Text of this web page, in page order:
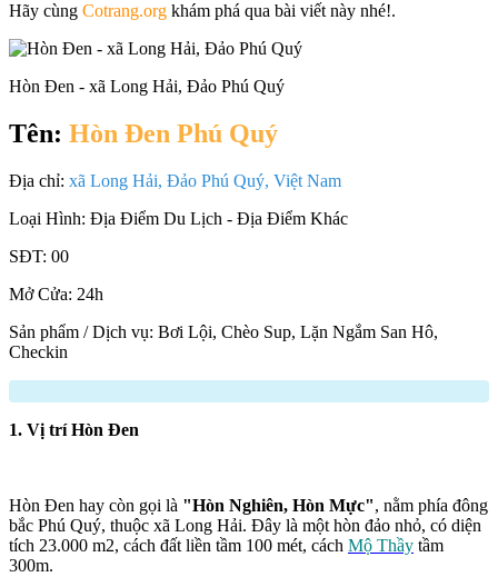
Hãy cùng Cotrang.org khám phá qua bài viết này nhé!.
Hòn Đen - xã Long Hải, Đảo Phú Quý
Tên: Hòn Đen Phú Quý
Địa chỉ: xã Long Hải, Đảo Phú Quý, Việt Nam
Loại Hình: Địa Điểm Du Lịch - Địa Điểm Khác
SĐT: 00
Mở Cửa: 24h
Sản phẩm / Dịch vụ: Bơi Lội, Chèo Sup, Lặn Ngắm San Hô,
Checkin
1. Vị trí Hòn Đen
Hòn Đen hay còn gọi là "Hòn Nghiên, Hòn Mực", nằm phía đông
bắc Phú Quý, thuộc xã Long Hải. Đây là một hòn đảo nhỏ, có diện
tích 23.000 m2, cách đất liền tầm 100 mét, cách Mộ Thầy tầm
300m.